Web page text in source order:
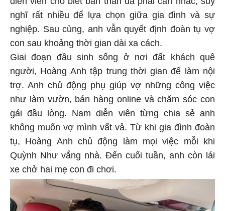
nghĩ rất nhiều để lựa chọn giữa gia đình và sự
nghiệp. Sau cùng, anh vẫn quyết định đoàn tụ vợ
con sau khoảng thời gian dài xa cách.
Giai đoạn đầu sinh sống ở nơi đất khách quê
người, Hoàng Anh tập trung thời gian để làm nội
trợ. Anh chủ động phụ giúp vợ những công việc
như làm vườn, bán hàng online và chăm sóc con
gái đầu lòng. Nam diễn viên từng chia sẻ anh
không muốn vợ mình vất vả. Từ khi gia đình đoàn
tụ, Hoàng Anh chủ động làm mọi việc mỗi khi
Quỳnh Như vắng nhà. Đến cuối tuần, anh còn lái
xe chở hai mẹ con đi chơi.